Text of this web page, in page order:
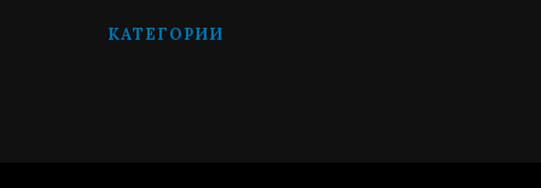
КАТЕГОРИИ